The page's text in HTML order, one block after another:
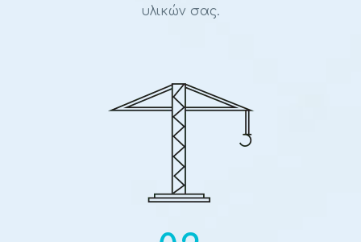
υλικών σας.